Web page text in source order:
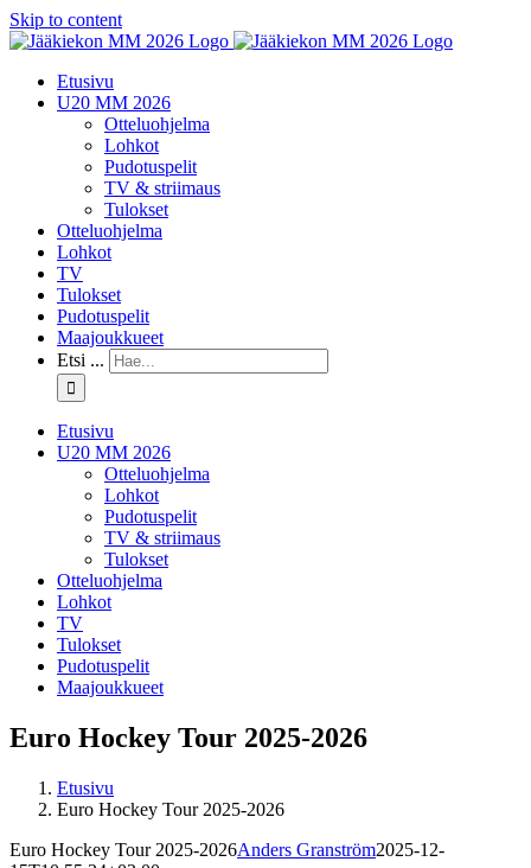
Skip to content
Etusivu
U20 MM 2026
Otteluohjelma
Lohkot
Pudotuspelit
TV & striimaus
Tulokset
Otteluohjelma
Lohkot
TV
Tulokset
Pudotuspelit
Maajoukkueet
Etsi ...
Etusivu
U20 MM 2026
Otteluohjelma
Lohkot
Pudotuspelit
TV & striimaus
Tulokset
Otteluohjelma
Lohkot
TV
Tulokset
Pudotuspelit
Maajoukkueet
Euro Hockey Tour 2025-2026
Etusivu
Euro Hockey Tour 2025-2026
Euro Hockey Tour 2025-2026Anders Granström2025-12-